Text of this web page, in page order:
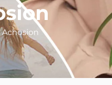
Achosion